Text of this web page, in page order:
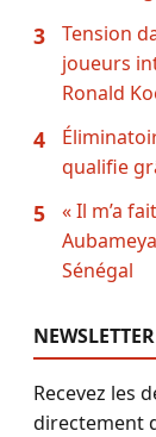
3
Tension
joueurs
Ronald
4
qualifie
5
« Il m’a
Sénégal
NEWSLETTER
Recevez les
directement